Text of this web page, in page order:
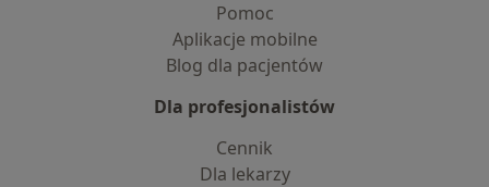
Pomoc
Aplikacje mobilne
Blog dla pacjentów
Dla profesjonalistów
Cennik
Dla lekarzy